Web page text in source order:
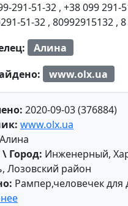
291-51-32 , +38 099 291-
51-32 , 80992915132 ,
Алина
www.olx.ua
2020-09-03 (376884)
www.olx.ua
Алина
Город: Инженерный,
Лозовский район
Рампер,человечек для